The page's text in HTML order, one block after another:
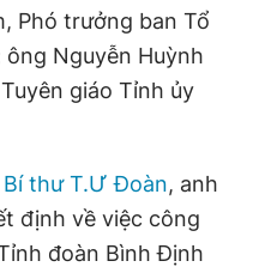
Phó trưởng ban Tổ
Nguyễn Huỳnh
giáo Tỉnh ủy
Bí thư T.Ư Đoàn, anh
định về việc công
đoàn Bình Định